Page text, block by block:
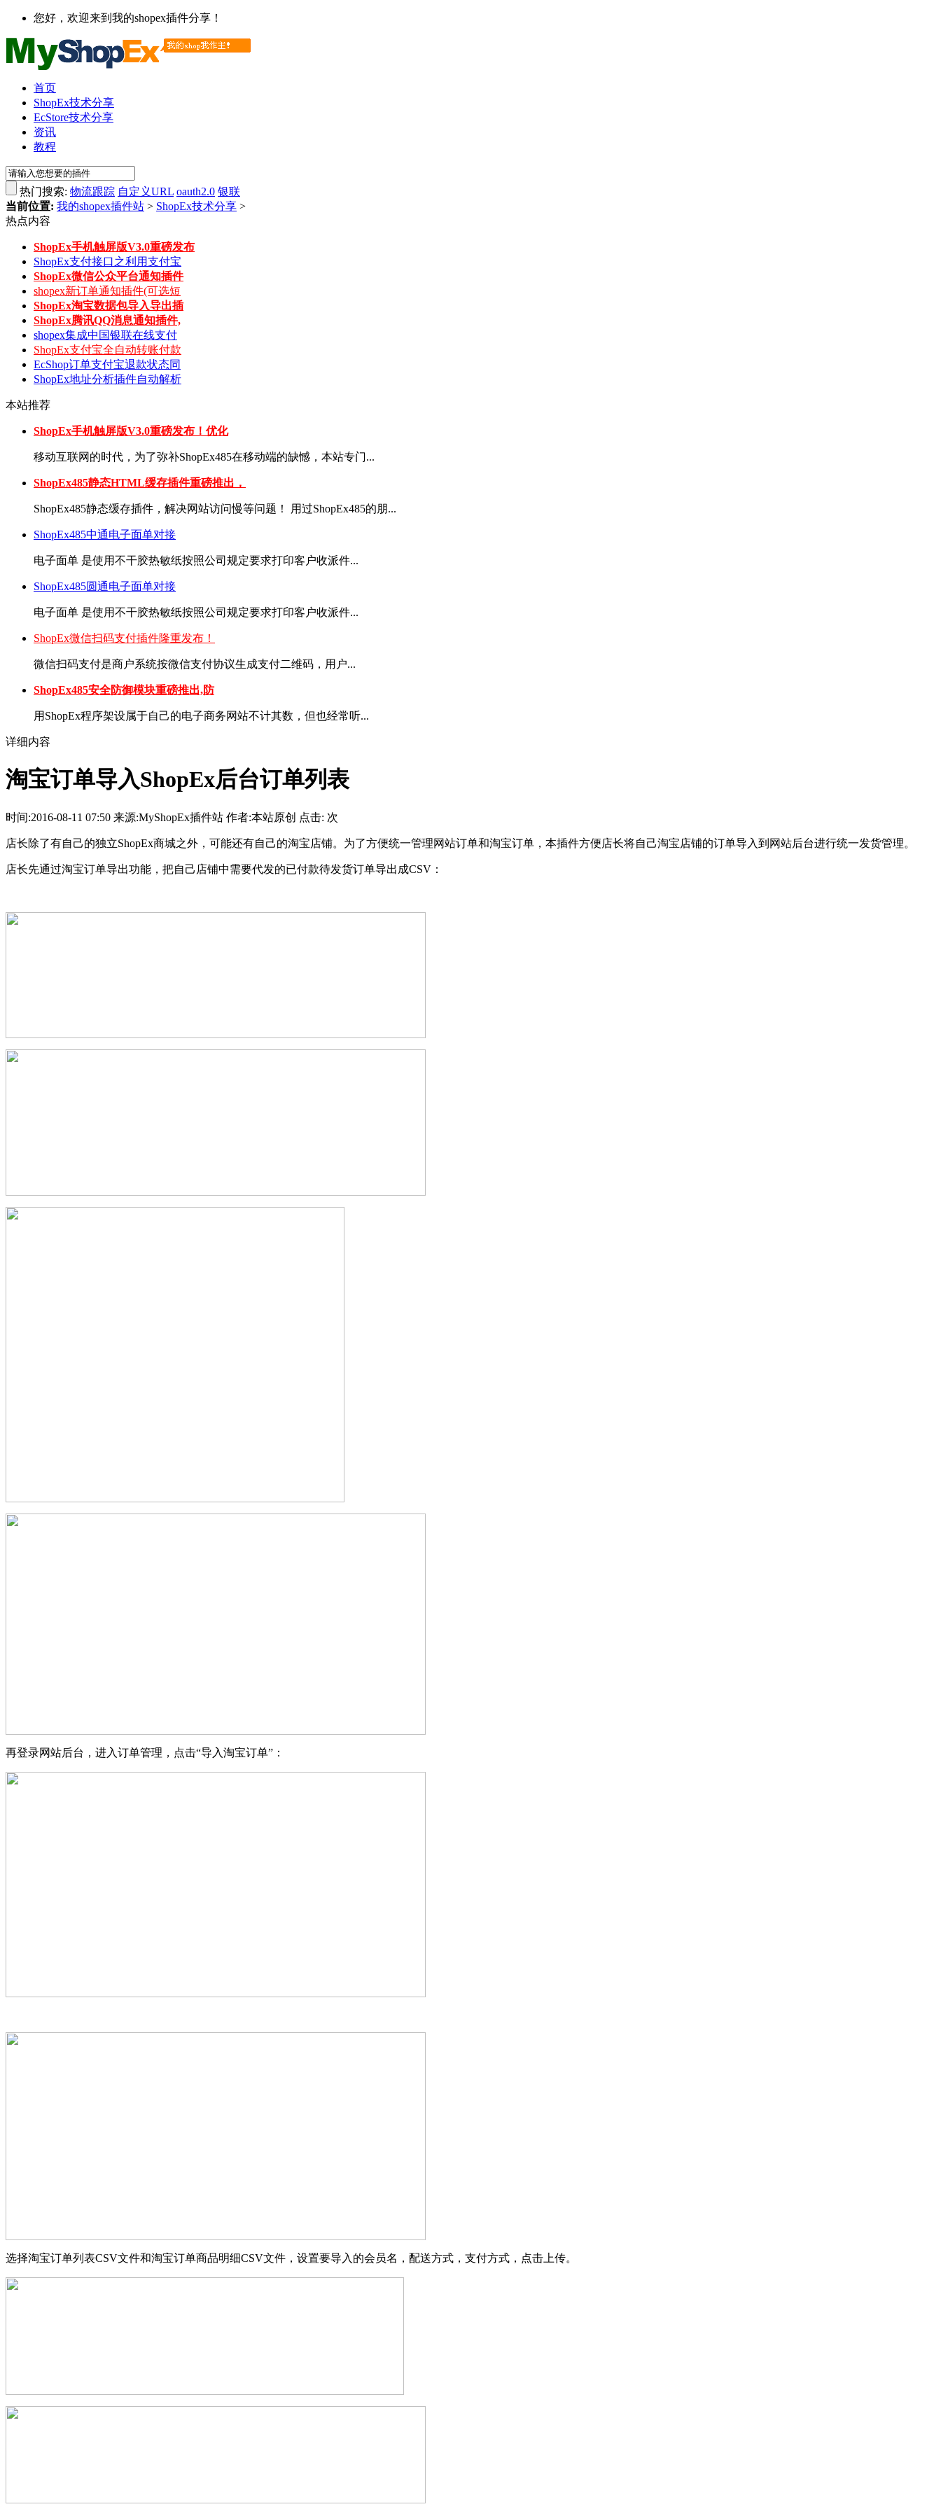
您好，欢迎来到我的shopex插件分享！
首页
ShopEx技术分享
EcStore技术分享
资讯
教程
热门搜索: 物流跟踪 自定义URL oauth2.0 银联
当前位置: 我的shopex插件站 > ShopEx技术分享 >
热点内容
ShopEx手机触屏版V3.0重磅发布
ShopEx支付接口之利用支付宝
ShopEx微信公众平台通知插件
shopex新订单通知插件(可选短
ShopEx淘宝数据包导入导出插
ShopEx腾讯QQ消息通知插件,
shopex集成中国银联在线支付
ShopEx支付宝全自动转账付款
EcShop订单支付宝退款状态同
ShopEx地址分析插件自动解析
本站推荐
ShopEx手机触屏版V3.0重磅发布！优化
移动互联网的时代，为了弥补ShopEx485在移动端的缺憾，本站专门...
ShopEx485静态HTML缓存插件重磅推出，
ShopEx485静态缓存插件，解决网站访问慢等问题！ 用过ShopEx485的朋...
ShopEx485中通电子面单对接
电子面单 是使用不干胶热敏纸按照公司规定要求打印客户收派件...
ShopEx485圆通电子面单对接
电子面单 是使用不干胶热敏纸按照公司规定要求打印客户收派件...
ShopEx微信扫码支付插件隆重发布！
微信扫码支付是商户系统按微信支付协议生成支付二维码，用户...
ShopEx485安全防御模块重磅推出,防
用ShopEx程序架设属于自己的电子商务网站不计其数，但也经常听...
详细内容
淘宝订单导入ShopEx后台订单列表
时间:2016-08-11 07:50 来源:MyShopEx插件站 作者:本站原创 点击: 次
店长除了有自己的独立ShopEx商城之外，可能还有自己的淘宝店铺。为了方便统一管理网站订单和淘宝订单，本插件方便店长将自己淘宝店铺的订单导入到网站后台进行统一发货管理。
店长先通过淘宝订单导出功能，把自己店铺中需要代发的已付款待发货订单导出成CSV：
再登录网站后台，进入订单管理，点击“导入淘宝订单”：
选择淘宝订单列表CSV文件和淘宝订单商品明细CSV文件，设置要导入的会员名，配送方式，支付方式，点击上传。